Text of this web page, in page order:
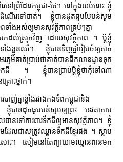
ព្រំដែនកម្ពុជា-ថៃ។ នៅក្នុងយប់នោះ ខ្ញុំ
ើរទៅបាត់។ ខ្ញុំបានដុតធូបបែបន់សូម
ពទាំងអស់ឲ្យមានសុវត្ថិភាពគ្រប់ៗគ្នា
ដល់ស្រុកវិញ ដោយសុវត្ថិភាព ។ ប្ដីខ្ញុំ
ខ្លួនឈឺ។ ខ្ញុំបានទិញថ្នាំរៀបចំឲ្យគាត់
ភូមិគាត់ប្រាប់ថាគាត់បានជីកលានដ្ធានទុក
នទឹកដី ។ ខ្ញុំបានប្រាប់ប្ដីខ្ញុំថាកុំទៅណា
រោះថ្នាក់។
ាញ់គ្នាខ្លាំងរវាងកងទ័ពកម្ពុជានិង
ញុំបានដុតធូបបន់សូមឲ្យព្រះ ទេវតាតាម
បានទៅការពារទឹកដីឲ្យមានសុវត្ថិភាព។ ខ្ញុំ
មដែលជាសត្រូវឈ្លានទឹកដីខ្មែរផង ។ ស្ថាប
ោះ។ សៀមនៅតែព្យាយាមឈ្លានពានមក